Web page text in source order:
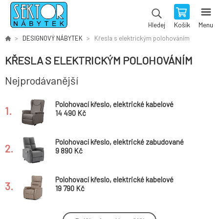
Hledej Košík Menu
DESIGNOVÝ NÁBYTEK Křesla s elektrickým polohováním
KŘESLA S ELEKTRICKÝM POLOHOVÁNÍM
Nejprodávanější
1.
Polohovací křeslo, elektrické kabelové
ovládání, béžová, látka, TV-1192 SIL2
14 490 Kč
2.
Polohovací křeslo, elektrické zabudované
ovládání, šedá, látka, TV-929 GREY2
9 890 Kč
3.
Polohovací křeslo, elektrické kabelové
ovládání, béžová, látka vintage, TV-L8904
19 790 Kč
Polohovací křeslo, elektrické zabudované